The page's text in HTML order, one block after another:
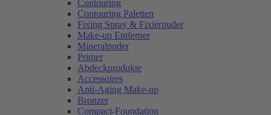
Contouring
Contouring Paletten
Fixing Spray & Fixierpuder
Make-up Entferner
Mineralpuder
Primer
Abdeckprodukte
Accessoires
Anti-Aging Make-up
Bronzer
Compact-Foundation